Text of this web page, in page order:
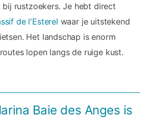
rustzoekers. Je hebt direct
de l'Esterel waar je uitstekend
Het landschap is enorm
lopen langs de ruige kust.
Baie des Anges is